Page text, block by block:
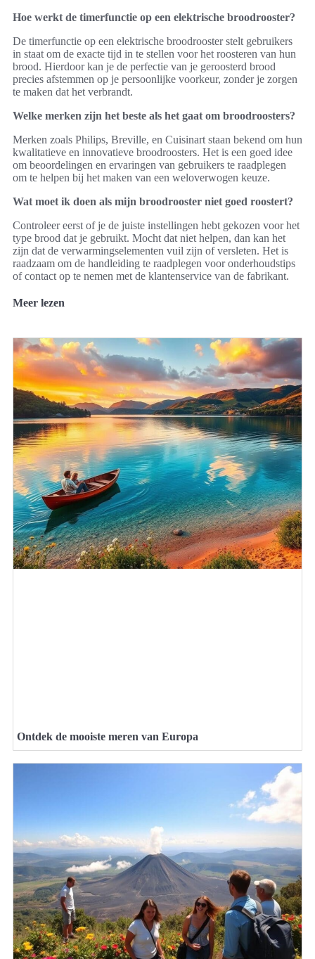
Hoe werkt de timerfunctie op een elektrische broodrooster?
De timerfunctie op een elektrische broodrooster stelt gebruikers
in staat om de exacte tijd in te stellen voor het roosteren van hun
brood. Hierdoor kan je de perfectie van je geroosterd brood
precies afstemmen op je persoonlijke voorkeur, zonder je zorgen
te maken dat het verbrandt.
Welke merken zijn het beste als het gaat om broodroosters?
Merken zoals Philips, Breville, en Cuisinart staan bekend om hun
kwalitatieve en innovatieve broodroosters. Het is een goed idee
om beoordelingen en ervaringen van gebruikers te raadplegen
om te helpen bij het maken van een weloverwogen keuze.
Wat moet ik doen als mijn broodrooster niet goed roostert?
Controleer eerst of je de juiste instellingen hebt gekozen voor het
type brood dat je gebruikt. Mocht dat niet helpen, dan kan het
zijn dat de verwarmingselementen vuil zijn of versleten. Het is
raadzaam om de handleiding te raadplegen voor onderhoudstips
of contact op te nemen met de klantenservice van de fabrikant.
Meer lezen
Ontdek de mooiste meren van Europa